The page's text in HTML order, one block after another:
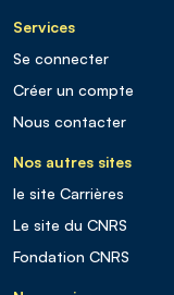
Services
Se connecter
Créer un compte
Nous contacter
Nos autres sites
le site Carrières
Le site du CNRS
Fondation CNRS